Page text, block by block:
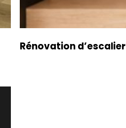
Rénovation d’escalier